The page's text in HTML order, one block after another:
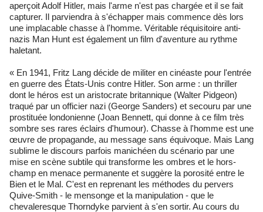
aperçoit Adolf Hitler, mais l'arme n'est pas chargée et il se fait
capturer. Il parviendra à s'échapper mais commence dès lors
une implacable chasse à l'homme. Véritable réquisitoire anti-
nazis Man Hunt est également un film d'aventure au rythme
haletant.
« En 1941, Fritz Lang décide de militer en cinéaste pour l'entrée
en guerre des États-Unis contre Hitler. Son arme : un thriller
dont le héros est un aristocrate britannique (Walter Pidgeon)
traqué par un officier nazi (George Sanders) et secouru par une
prostituée londonienne (Joan Bennett, qui donne à ce film très
sombre ses rares éclairs d'humour). Chasse à l'homme est une
œuvre de propagande, au message sans équivoque. Mais Lang
sublime le discours parfois manichéen du scénario par une
mise en scène subtile qui transforme les ombres et le hors-
champ en menace permanente et suggère la porosité entre le
Bien et le Mal. C'est en reprenant les méthodes du pervers
Quive-Smith - le mensonge et la manipulation - que le
chevaleresque Thorndyke parvient à s'en sortir. Au cours du